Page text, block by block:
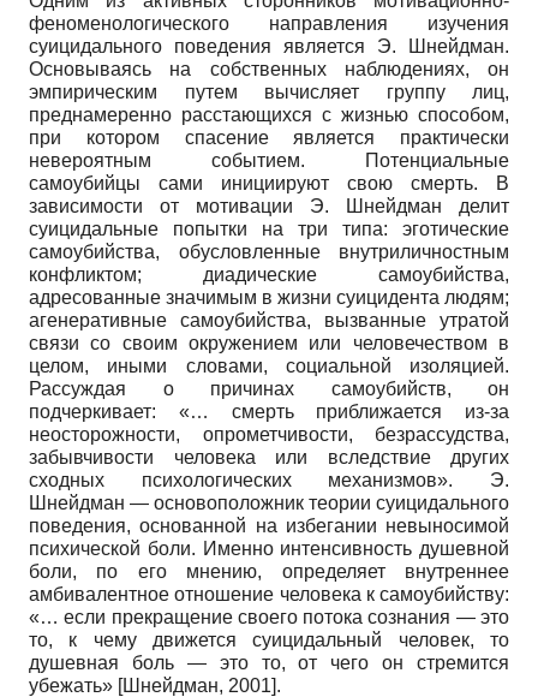
феноменологического направления изучения
суицидального поведения является Э. Шнейдман.
Основываясь на собственных наблюдениях, он
эмпирическим путем вычисляет группу лиц,
преднамеренно расстающихся с жизнью способом,
при котором спасение является практически
невероятным событием. Потенциальные
самоубийцы сами инициируют свою смерть. В
зависимости от мотивации Э. Шнейдман делит
суицидальные попытки на три типа: эготические
самоубийства, обусловленные внутриличностным
конфликтом; диадические самоубийства,
адресованные значимым в жизни суицидента людям;
агенеративные самоубийства, вызванные утратой
связи со своим окружением или человечеством в
целом, иными словами, социальной изоляцией.
Рассуждая о причинах самоубийств, он
подчеркивает: «… смерть приближается из-за
неосторожности, опрометчивости, безрассудства,
забывчивости человека или вследствие других
сходных психологических механизмов». Э.
Шнейдман — основоположник теории суицидального
поведения, основанной на избегании невыносимой
психической боли. Именно интенсивность душевной
боли, по его мнению, определяет внутреннее
амбивалентное отношение человека к самоубийству:
«… если прекращение своего потока сознания — это
то, к чему движется суицидальный человек, то
душевная боль — это то, от чего он стремится
убежать» [Шнейдман, 2001].